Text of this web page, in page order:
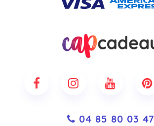
04 85 80 03 47